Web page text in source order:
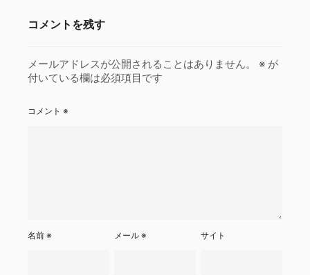
コメントを残す
メールアドレスが公開されることはありません。 ※ が
付いている欄は必須項目です
コメント ※
名前 ※ メール※ サイト